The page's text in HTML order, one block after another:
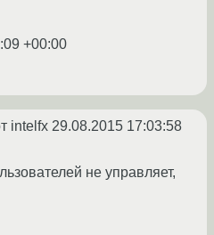
+00:00
intelfx 29.08.2015 17:03:58
не управляет,